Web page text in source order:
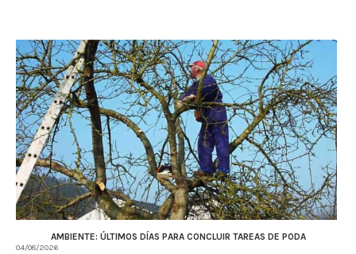
AMBIENTE: ÚLTIMOS DÍAS PARA CONCLUIR TAREAS DE PODA
04/08/2026